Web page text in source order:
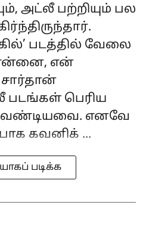
அட்லீ பற்றியும் பல
படத்தில் வேலை
என்
படங்கள் பெரிய
எனவே
கவனிக் ...
படிக்க